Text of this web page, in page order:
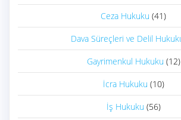
Ceza Hukuku (41)
Dava Süreçleri ve Delil
Gayrimenkul Hukuku (12)
İcra Hukuku (10)
İş Hukuku (56)